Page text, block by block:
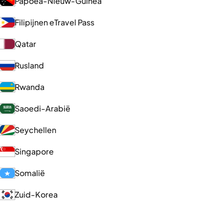
Filipijnen eTravel Pass
Qatar
Rusland
Rwanda
Saoedi-Arabië
Seychellen
Singapore
Somalië
Zuid-Korea